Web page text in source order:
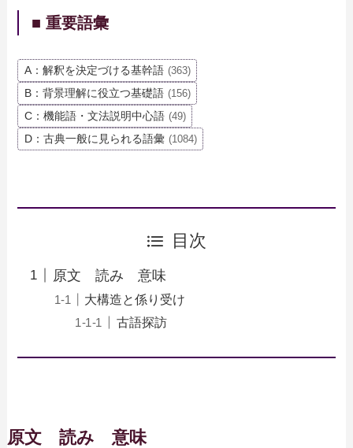
■ 重要語彙
A：解釈を決定づける基幹語 (363)
B：背景理解に役立つ基礎語 (156)
C：機能語・文法説明中心語 (49)
D：古典一般に見られる語彙 (1084)
目次
原文 読み 意味
大構造と係り受け
古語探訪
原文 読み 意味